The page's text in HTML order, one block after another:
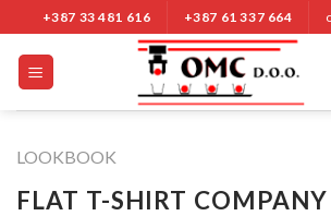
Nastavi
na
sadržaj
+387 33 481 616 +387 61 337 664
LOOKBOOK
FLAT T-SHIRT COMPANY